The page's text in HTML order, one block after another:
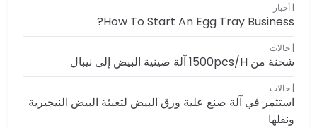
أخبار
How To Start An Egg Tray Business?
حالات
شحنة من 1500pcs/h آلة صينية البيض إلى نيبال
حالات
استثمر في آلة صنع علبة ورق البيض لتعبئة البيض النيجيرية
ونقلها